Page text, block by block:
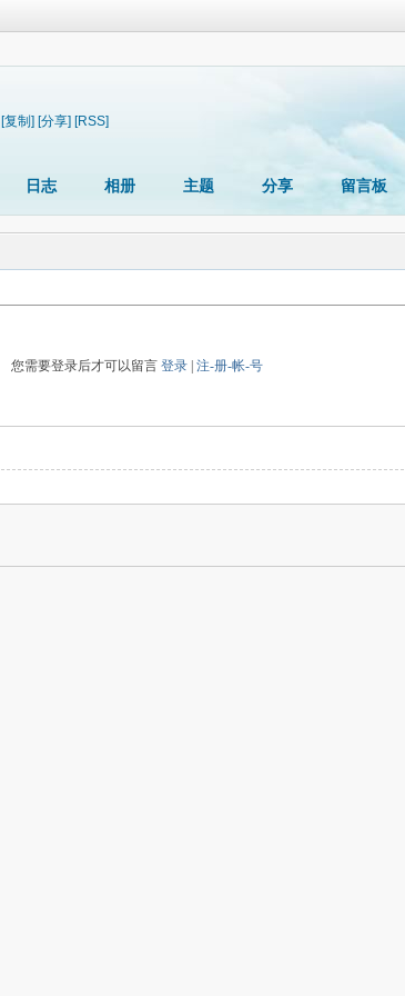
[复制] [分享] [RSS]
日志 相册 主题 分享 留言板
您需要登录后才可以留言登录 |注-册-帐-号